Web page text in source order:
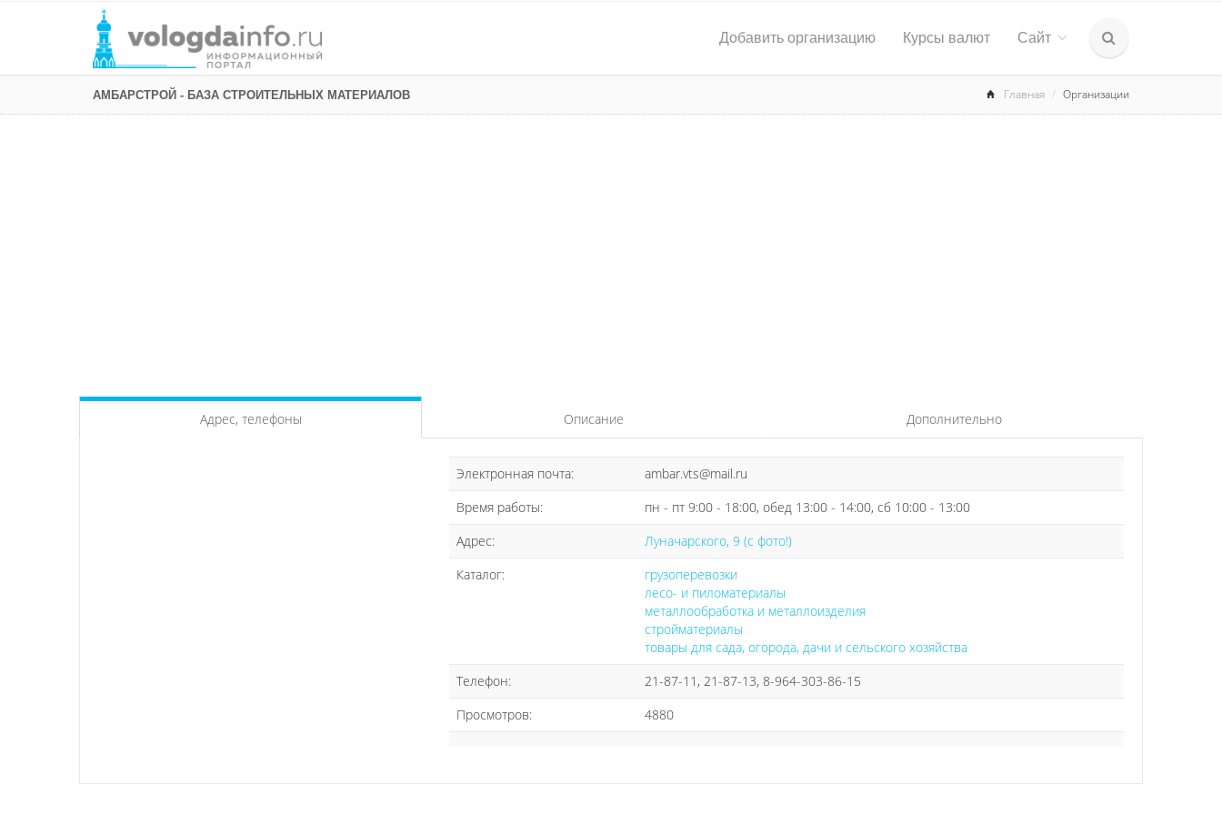
Добавить организацию Курсы валют Сайт
АМБАРСТРОЙ - БАЗА СТРОИТЕЛЬНЫХ МАТЕРИАЛОВ Главная Организации
Адрес, телефоны Описание Дополнительно
Электронная почта:
ambar.vts@mail.ru
Время работы:
пн - пт 9:00 - 18:00, обед 13:00 - 14:00, сб 10:00 - 13:00
Адрес:
Луначарского, 9 (с фото!)
Каталог:
грузоперевозки
лесо- и пиломатериалы
металлообработка и металлоизделия
стройматериалы
товары для сада, огорода, дачи и сельского хозяйства
Телефон:
21-87-11, 21-87-13, 8-964-303-86-15
Просмотров:
4880